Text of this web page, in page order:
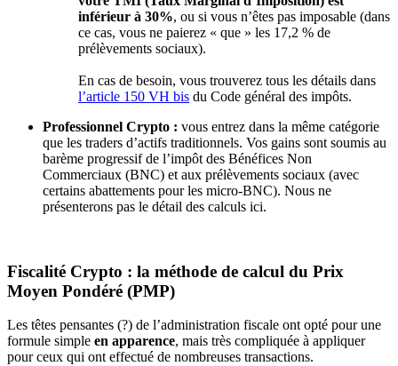
inférieur à 30%, ou si vous n’êtes pas imposable (dans
ce cas, vous ne paierez « que » les 17,2 % de
prélèvements sociaux).
En cas de besoin, vous trouverez tous les détails dans
l’article 150 VH bis du Code général des impôts.
Professionnel Crypto : vous entrez dans la même catégorie
que les traders d’actifs traditionnels. Vos gains sont soumis au
barème progressif de l’impôt des Bénéfices Non
Commerciaux (BNC) et aux prélèvements sociaux (avec
certains abattements pour les micro-BNC). Nous ne
présenterons pas le détail des calculs ici.
Fiscalité Crypto : la méthode de calcul du Prix
Moyen Pondéré (PMP)
Les têtes pensantes (?) de l’administration fiscale ont opté pour une
formule simple en apparence, mais très compliquée à appliquer
pour ceux qui ont effectué de nombreuses transactions.